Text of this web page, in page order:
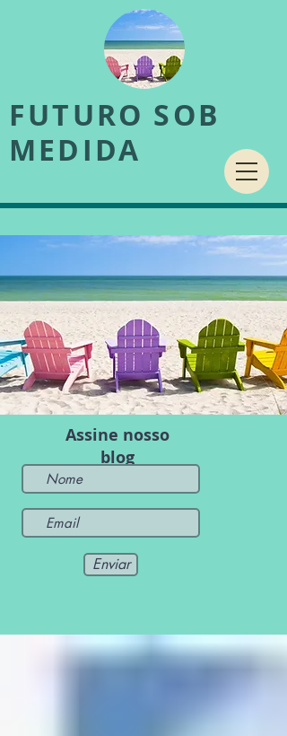
FUTURO SOB
MEDIDA
Assine nosso
blog
Enviar